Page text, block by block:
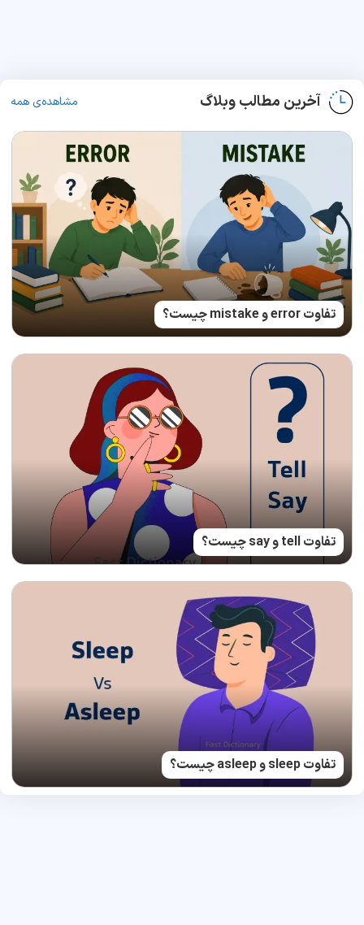
آخرین مطالب وبلاگ مشاهده‌ی همه
تفاوت error و mistake چیست؟
تفاوت tell و say چیست؟
تفاوت sleep و asleep چیست؟